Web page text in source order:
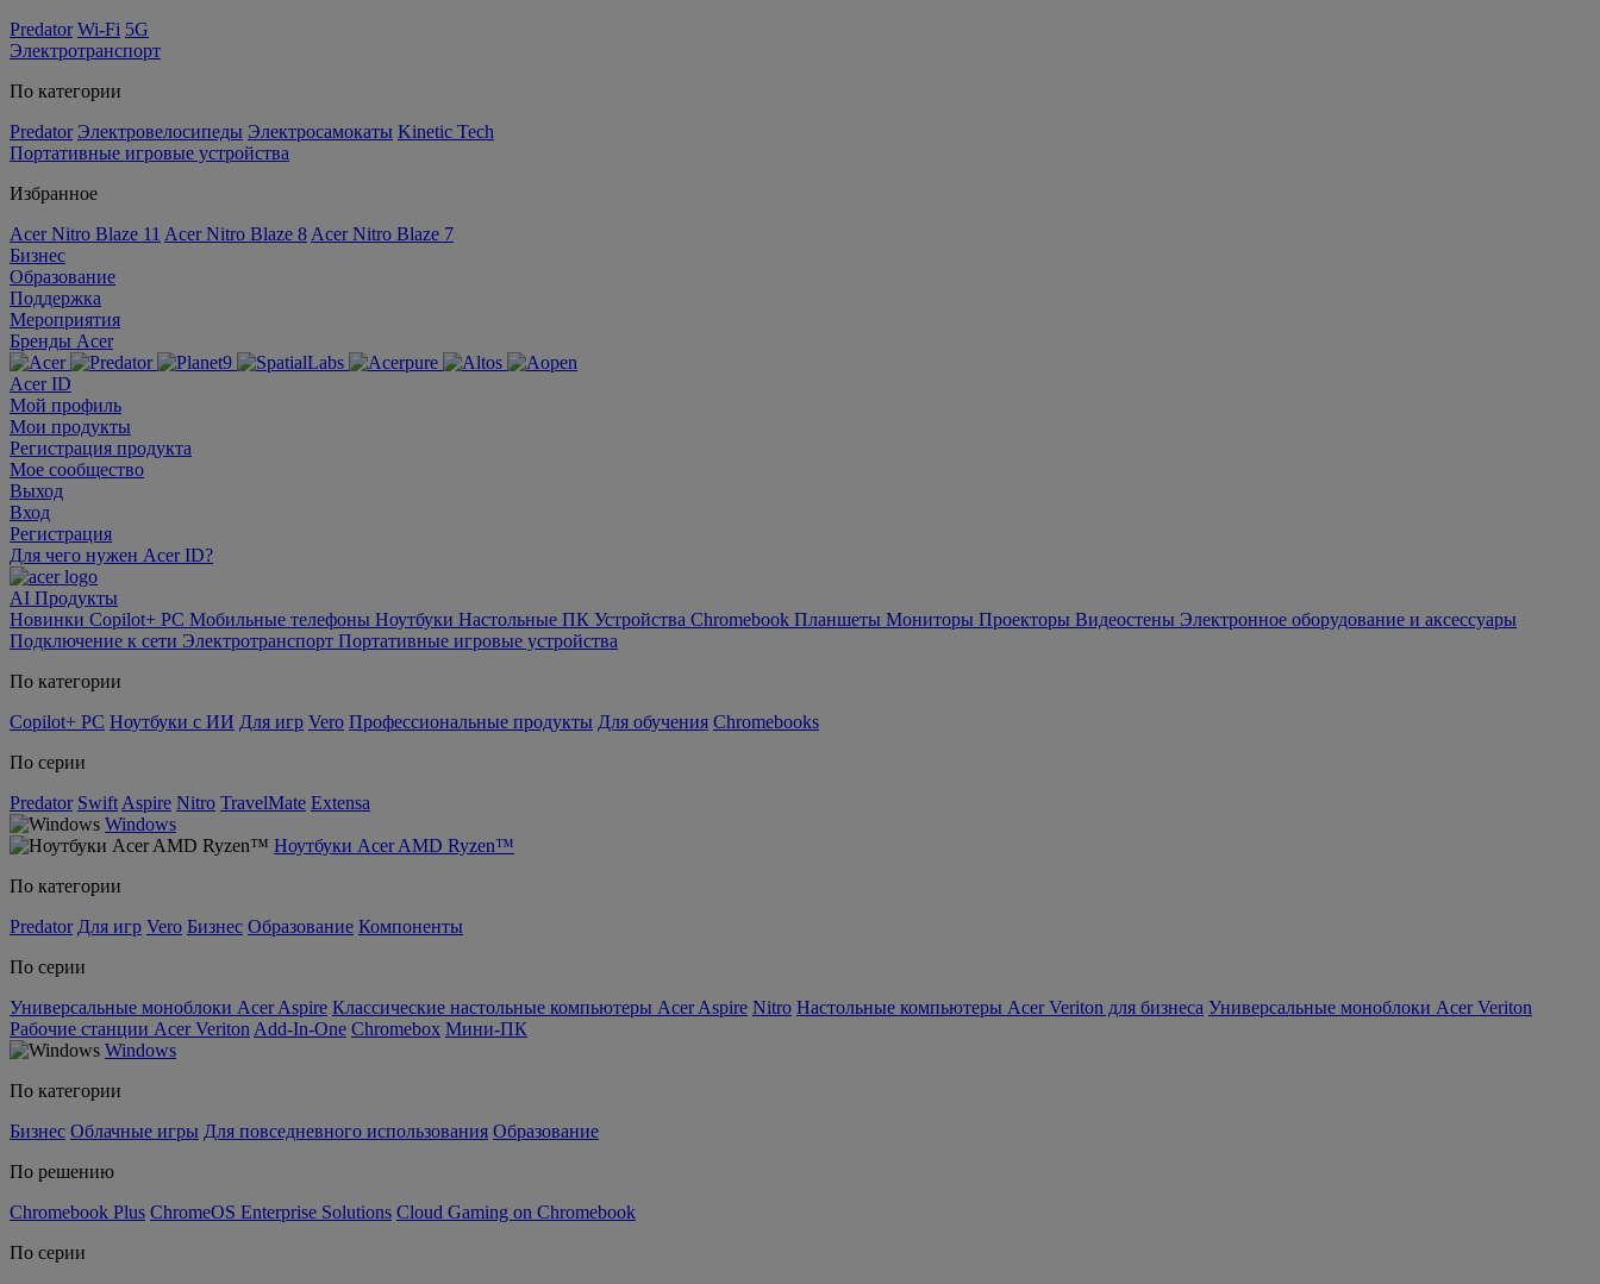
Predator Wi-Fi 5G
Электротранспорт
По категории
Predator Электровелосипеды Электросамокаты Kinetic Tech
Портативные игровые устройства
Избранное
Acer Nitro Blaze 11 Acer Nitro Blaze 8 Acer Nitro Blaze 7
Бизнес
Образование
Поддержка
Мероприятия
Бренды Acer
Acer ID
Мой профиль
Мои продукты
Регистрация продукта
Мое сообщество
Выход
Вход
Регистрация
Для чего нужен Acer ID?
AI Продукты
Новинки Copilot+ PC Мобильные телефоны Ноутбуки Настольные ПК Устройства Chromebook Планшеты Мониторы Проекторы Видеостены Электронное оборудование и аксессуары
Подключение к сети Электротранспорт Портативные игровые устройства
По категории
Copilot+ PC Ноутбуки с ИИ Для игр Vero Профессиональные продукты Для обучения Chromebooks
По серии
Predator Swift Aspire Nitro TravelMate Extensa
Windows
Ноутбуки Acer AMD Ryzen™
По категории
Predator Для игр Vero Бизнес Образование Компоненты
По серии
Универсальные моноблоки Acer Aspire Классические настольные компьютеры Acer Aspire Nitro Настольные компьютеры Acer Veriton для бизнеса Универсальные моноблоки Acer Veriton
Рабочие станции Acer Veriton Add-In-One Chromebox Мини-ПК
Windows
По категории
Бизнес Облачные игры Для повседневного использования Образование
По решению
Chromebook Plus ChromeOS Enterprise Solutions Cloud Gaming on Chromebook
По серии